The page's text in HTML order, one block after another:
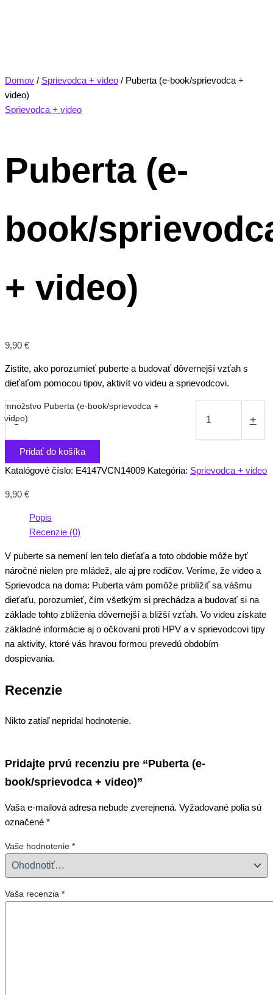
Domov / Sprievodca + video / Puberta (e-book/sprievodca +
video)
Sprievodca + video
Puberta (e-
book/
+ video)
9,90 €
Zistite, ako porozumieť puberte a budovať dôvernejší vzťah s
dieťaťom pomocou tipov, aktivít vo videu a sprievodcovi.
-
množstvo Puberta (e-book/sprievodca +
video)
+
Pridať do košíka
Katalógové číslo: E4147VCN14009 Kategória: Sprievodca + video
9,90 €
Popis
Recenzie (0)
V puberte sa nemení len telo dieťaťa a toto obdobie môže byť
náročné nielen pre mládež, ale aj pre rodičov. Veríme, že video a
Sprievodca na doma: Puberta vám pomôže priblížiť sa vášmu
dieťaťu, porozumieť, čím všetkým si prechádza a budovať si na
základe tohto zblíženia dôvernejší a bližší vzťah. Vo videu získate
základné informácie aj o očkovaní proti HPV a v sprievodcovi tipy
na aktivity, ktoré vás hravou formou prevedú obdobím
dospievania.
Recenzie
Nikto zatiaľ nepridal hodnotenie.
Pridajte prvú recenziu pre “Puberta (e-
book/sprievodca + video)”
Vaša e-mailová adresa nebude zverejnená. Vyžadované polia sú
označené *
Vaše hodnotenie *
Vaša recenzia *